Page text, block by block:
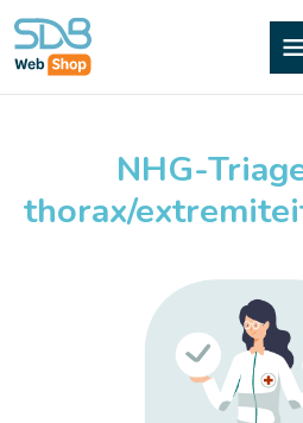
NHG-
thorax/